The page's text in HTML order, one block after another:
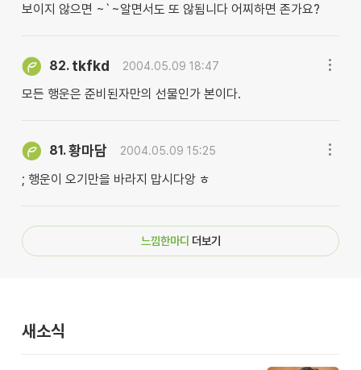
보이지 않으면 ~`~알면서도 또 않됨니다 어찌하면 존가요?
82. tkfkd 2004.05.09 18:47
모든 행운은 준비된자만의 선물인가 본이다.
81.황마담 2004.05.09 15:25
; 행운이 오기만을 바라지 맙시다앙 ㅎ
느낌한마디 더보기
새소식